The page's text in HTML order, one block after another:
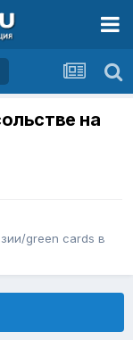
на
green cards в